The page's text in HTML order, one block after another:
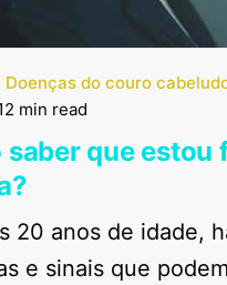
Doenças do couro
min read
saber que estou
20 anos de idade,
e sinais que